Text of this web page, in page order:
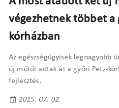
végezhetnek többet a
kórházban
Az egészségügyisek legnagyobb
új műtőt adtak át a győri Petz-
fejlesztés.
2015. 07. 02.